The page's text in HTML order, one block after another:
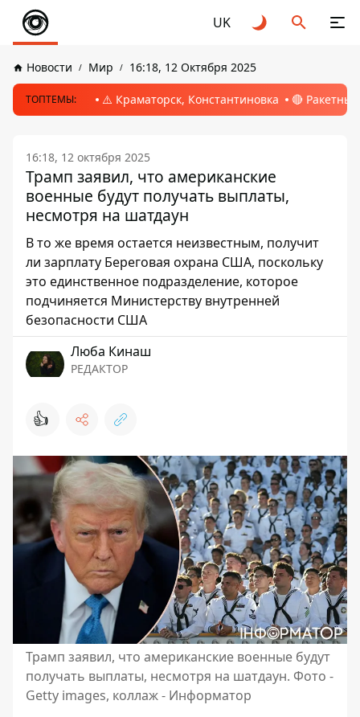
UK
Новости Мир 16:18, 12 Октября 2025
ТОПТЕМЫ: ⚠️ Краматорск, Константиновка 🔴
16:18, 12 октября 2025
Трамп заявил, что американские
военные будут получать выплаты,
несмотря на шатдаун
В то же время остается неизвестным, получит
ли зарплату Береговая охрана США, поскольку
это единственное подразделение, которое
подчиняется Министерству внутренней
безопасности США
Люба Кинаш
РЕДАКТОР
👍
Трамп заявил, что американские военные будут
получать выплаты, несмотря на шатдаун. Фото -
Getty images, коллаж - Информатор